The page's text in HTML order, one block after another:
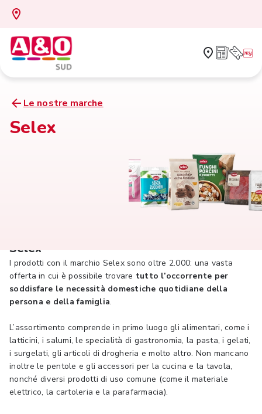
Le nostre marche
Selex
Selex
I prodotti con il marchio Selex sono oltre 2.000: una vasta
offerta in cui è possibile trovare tutto l’occorrente per
soddisfare le necessità domestiche quotidiane della
persona e della famiglia.
L’assortimento comprende in primo luogo gli alimentari, come i
latticini, i salumi, le specialità di gastronomia, la pasta, i gelati,
i surgelati, gli articoli di drogheria e molto altro. Non mancano
inoltre le pentole e gli accessori per la cucina e la tavola,
nonché diversi prodotti di uso comune (come il materiale
elettrico, la cartoleria e la parafarmacia).